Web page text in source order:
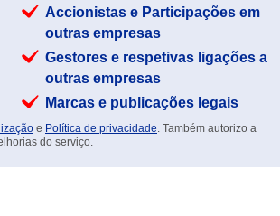
Accionistas e Participações em
outras empresas
Gestores e respetivas ligações a
outras empresas
Marcas e publicações legais
e Política de privacidade. Também autorizo a
do serviço.